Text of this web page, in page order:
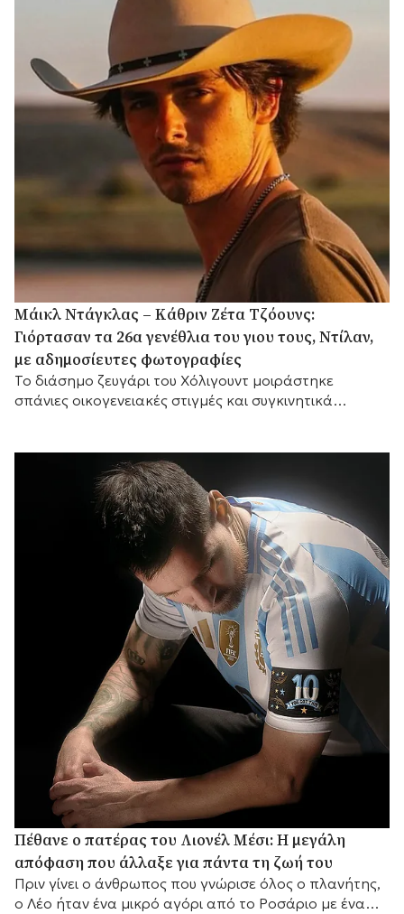
Μάικλ Ντάγκλας – Κάθριν Ζέτα Τζόουνς:
Γιόρτασαν τα 26α γενέθλια του γιου τους, Ντίλαν,
με αδημοσίευτες φωτογραφίες
Το διάσημο ζευγάρι του Χόλιγουντ μοιράστηκε
σπάνιες οικογενειακές στιγμές και συγκινητικά
Πέθανε ο πατέρας του Λιονέλ Μέσι: Η μεγάλη
απόφαση που άλλαξε για πάντα τη ζωή του
Πριν γίνει ο άνθρωπος που γνώρισε όλος ο πλανήτης,
ο Λέο ήταν ένα μικρό αγόρι από το Ροσάριο με ένα